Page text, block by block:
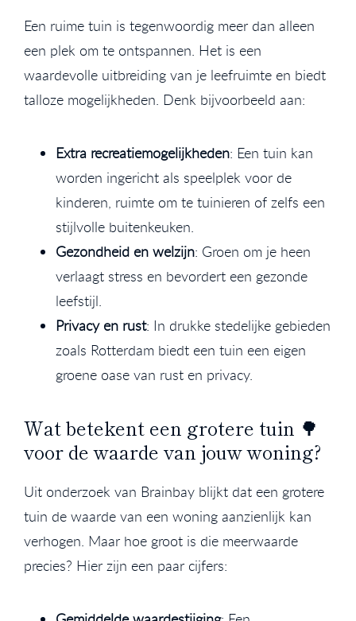
Een ruime tuin is tegenwoordig meer dan alleen
een plek om te ontspannen. Het is een
waardevolle uitbreiding van je leefruimte en biedt
talloze mogelijkheden. Denk bijvoorbeeld aan:
Extra recreatiemogelijkheden: Een tuin kan
worden ingericht als speelplek voor de
kinderen, ruimte om te tuinieren of zelfs een
stijlvolle buitenkeuken.
Gezondheid en welzijn: Groen om je heen
verlaagt stress en bevordert een gezonde
leefstijl.
Privacy en rust: In drukke stedelijke gebieden
zoals Rotterdam biedt een tuin een eigen
groene oase van rust en privacy.
Wat betekent een grotere tuin 🌳
voor de waarde van jouw woning?
Uit onderzoek van Brainbay blijkt dat een grotere
tuin de waarde van een woning aanzienlijk kan
verhogen. Maar hoe groot is die meerwaarde
precies? Hier zijn een paar cijfers: